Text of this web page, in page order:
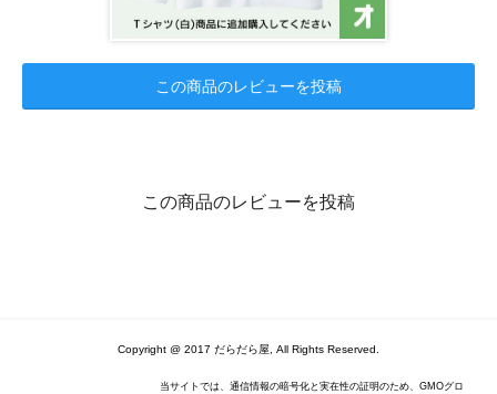
この商品のレビューを投稿
この商品のレビューを投稿
Copyright @ 2017 だらだら屋, All Rights Reserved.
当サイトでは、通信情報の暗号化と実在性の証明のため、GMOグロ